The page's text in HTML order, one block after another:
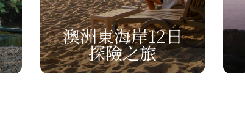
澳洲東海岸12日
探險之旅